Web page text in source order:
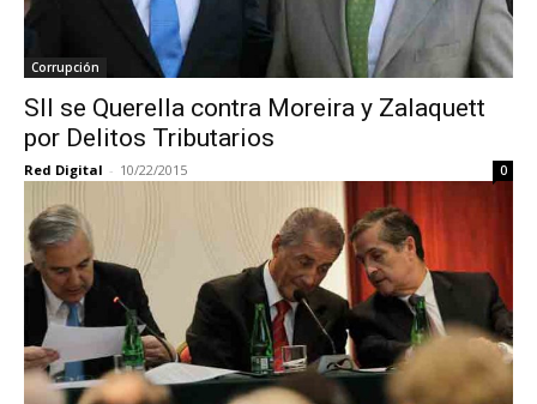
Corrupción
SII se Querella contra Moreira y Zalaquett
por Delitos Tributarios
Red Digital - 10/22/2015 0